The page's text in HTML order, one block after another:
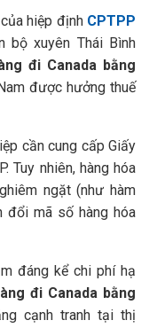
hiệp định CPTPP
bộ xuyên Thái Bình
đi Canada bằng
được hưởng thuế
cần cung cấp Giấy
Tuy nhiên, hàng hóa
ngặt (như hàm
đổi mã số hàng hóa
đáng kể chi phí hạ
đi Canada bằng
cạnh tranh tại thị